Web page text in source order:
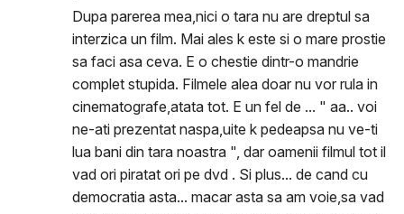
Dupa parerea mea,nici o tara nu are dreptul sa
interzica un film. Mai ales k este si o mare prostie
sa faci asa ceva. E o chestie dintr-o mandrie
complet stupida. Filmele alea doar nu vor rula in
cinematografe,atata tot. E un fel de ... " aa.. voi
ne-ati prezentat naspa,uite k pedeapsa nu ve-ti
lua bani din tara noastra ", dar oamenii filmul tot il
vad ori piratat ori pe dvd . Si plus... de cand cu
democratia asta... macar asta sa am voie,sa vad